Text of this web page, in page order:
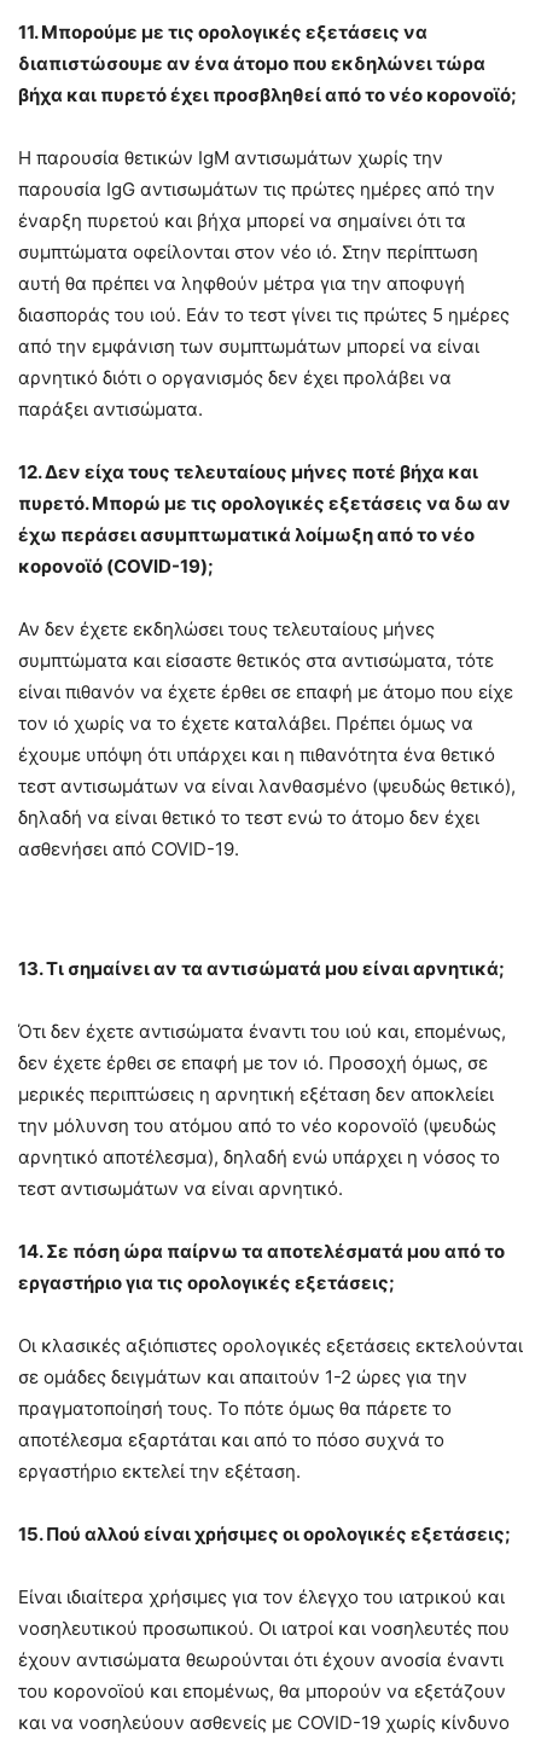
11. Μπορούμε με τις ορολογικές εξετάσεις να
διαπιστώσουμε αν ένα άτομο που εκδηλώνει τώρα
βήχα και πυρετό έχει προσβληθεί από το νέο κορονοϊό;
H παρουσία θετικών IgM αντισωμάτων χωρίς την
παρουσία IgG αντισωμάτων τις πρώτες ημέρες από την
έναρξη πυρετού και βήχα μπορεί να σημαίνει ότι τα
συμπτώματα οφείλονται στον νέο ιό. Στην περίπτωση
αυτή θα πρέπει να ληφθούν μέτρα για την αποφυγή
διασποράς του ιού. Εάν το τεστ γίνει τις πρώτες 5 ημέρες
από την εμφάνιση των συμπτωμάτων μπορεί να είναι
αρνητικό διότι ο οργανισμός δεν έχει προλάβει να
παράξει αντισώματα.
12. Δεν είχα τους τελευταίους μήνες ποτέ βήχα και
πυρετό. Μπορώ με τις ορολογικές εξετάσεις να δω αν
έχω περάσει ασυμπτωματικά λοίμωξη από το νέο
κορονοϊό (COVID-19);
Αν δεν έχετε εκδηλώσει τους τελευταίους μήνες
συμπτώματα και είσαστε θετικός στα αντισώματα, τότε
είναι πιθανόν να έχετε έρθει σε επαφή με άτομο που είχε
τον ιό χωρίς να το έχετε καταλάβει. Πρέπει όμως να
έχουμε υπόψη ότι υπάρχει και η πιθανότητα ένα θετικό
τεστ αντισωμάτων να είναι λανθασμένο (ψευδώς θετικό),
δηλαδή να είναι θετικό το τεστ ενώ το άτομο δεν έχει
ασθενήσει από COVID-19.
13. Τι σημαίνει αν τα αντισώματά μου είναι αρνητικά;
Ότι δεν έχετε αντισώματα έναντι του ιού και, επομένως,
δεν έχετε έρθει σε επαφή με τον ιό. Προσοχή όμως, σε
μερικές περιπτώσεις η αρνητική εξέταση δεν αποκλείει
την μόλυνση του ατόμου από το νέο κορονοϊό (ψευδώς
αρνητικό αποτέλεσμα), δηλαδή ενώ υπάρχει η νόσος το
τεστ αντισωμάτων να είναι αρνητικό.
14. Σε πόση ώρα παίρνω τα αποτελέσματά μου από το
εργαστήριο για τις ορολογικές εξετάσεις;
Οι κλασικές αξιόπιστες ορολογικές εξετάσεις εκτελούνται
σε ομάδες δειγμάτων και απαιτούν 1-2 ώρες για την
πραγματοποίησή τους. Το πότε όμως θα πάρετε το
αποτέλεσμα εξαρτάται και από το πόσο συχνά το
εργαστήριο εκτελεί την εξέταση.
15. Πού αλλού είναι χρήσιμες οι ορολογικές εξετάσεις;
Είναι ιδιαίτερα χρήσιμες για τον έλεγχο του ιατρικού και
νοσηλευτικού προσωπικού. Οι ιατροί και νοσηλευτές που
έχουν αντισώματα θεωρούνται ότι έχουν ανοσία έναντι
του κορονοϊού και επομένως, θα μπορούν να εξετάζουν
και να νοσηλεύουν ασθενείς με COVID-19 χωρίς κίνδυνο